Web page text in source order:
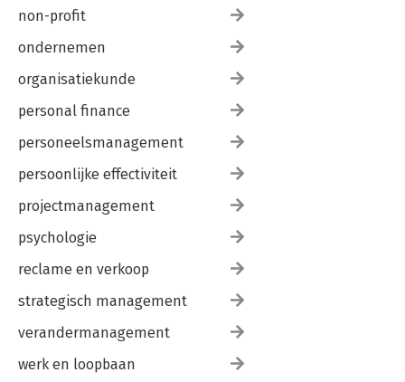
non-profit
ondernemen
organisatiekunde
personal finance
personeelsmanagement
persoonlijke effectiviteit
projectmanagement
psychologie
reclame en verkoop
strategisch management
verandermanagement
werk en loopbaan